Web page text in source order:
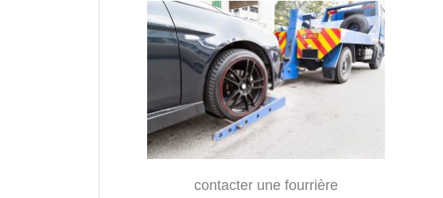
contacter une fourrière